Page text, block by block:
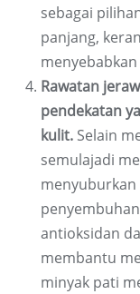
sebagai
panjang,
Rawatan
pendekatan
kulit. Selain
semulajadi
menyuburkan
antioksidan
membantu
minyak pati